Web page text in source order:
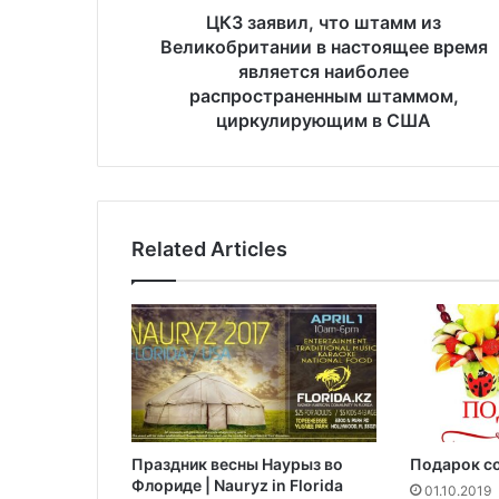
м
з
В
е
л
и
к
о
б
р
и
т
ЦКЗ заявил, что штамм из
Великобритании в настоящее время
является наиболее
распространенным штаммом,
циркулирующим в США
Related Articles
Праздник весны Наурыз во
Флориде | Nauryz in Florida
Подарок
01.10.2019